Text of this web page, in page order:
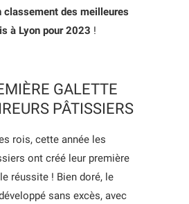
classement des meilleures
à Lyon pour 2023 !
GALETTE
PÂTISSIERS
rois, cette année les
ont créé leur première
réussite ! Bien doré, le
sans excès, avec